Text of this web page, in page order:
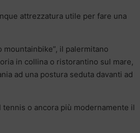
attrezzatura utile per fare una
il palermitano
in collina o ristorantino sul mare,
ad una postura seduta davanti ad
o ancora più modernamente il